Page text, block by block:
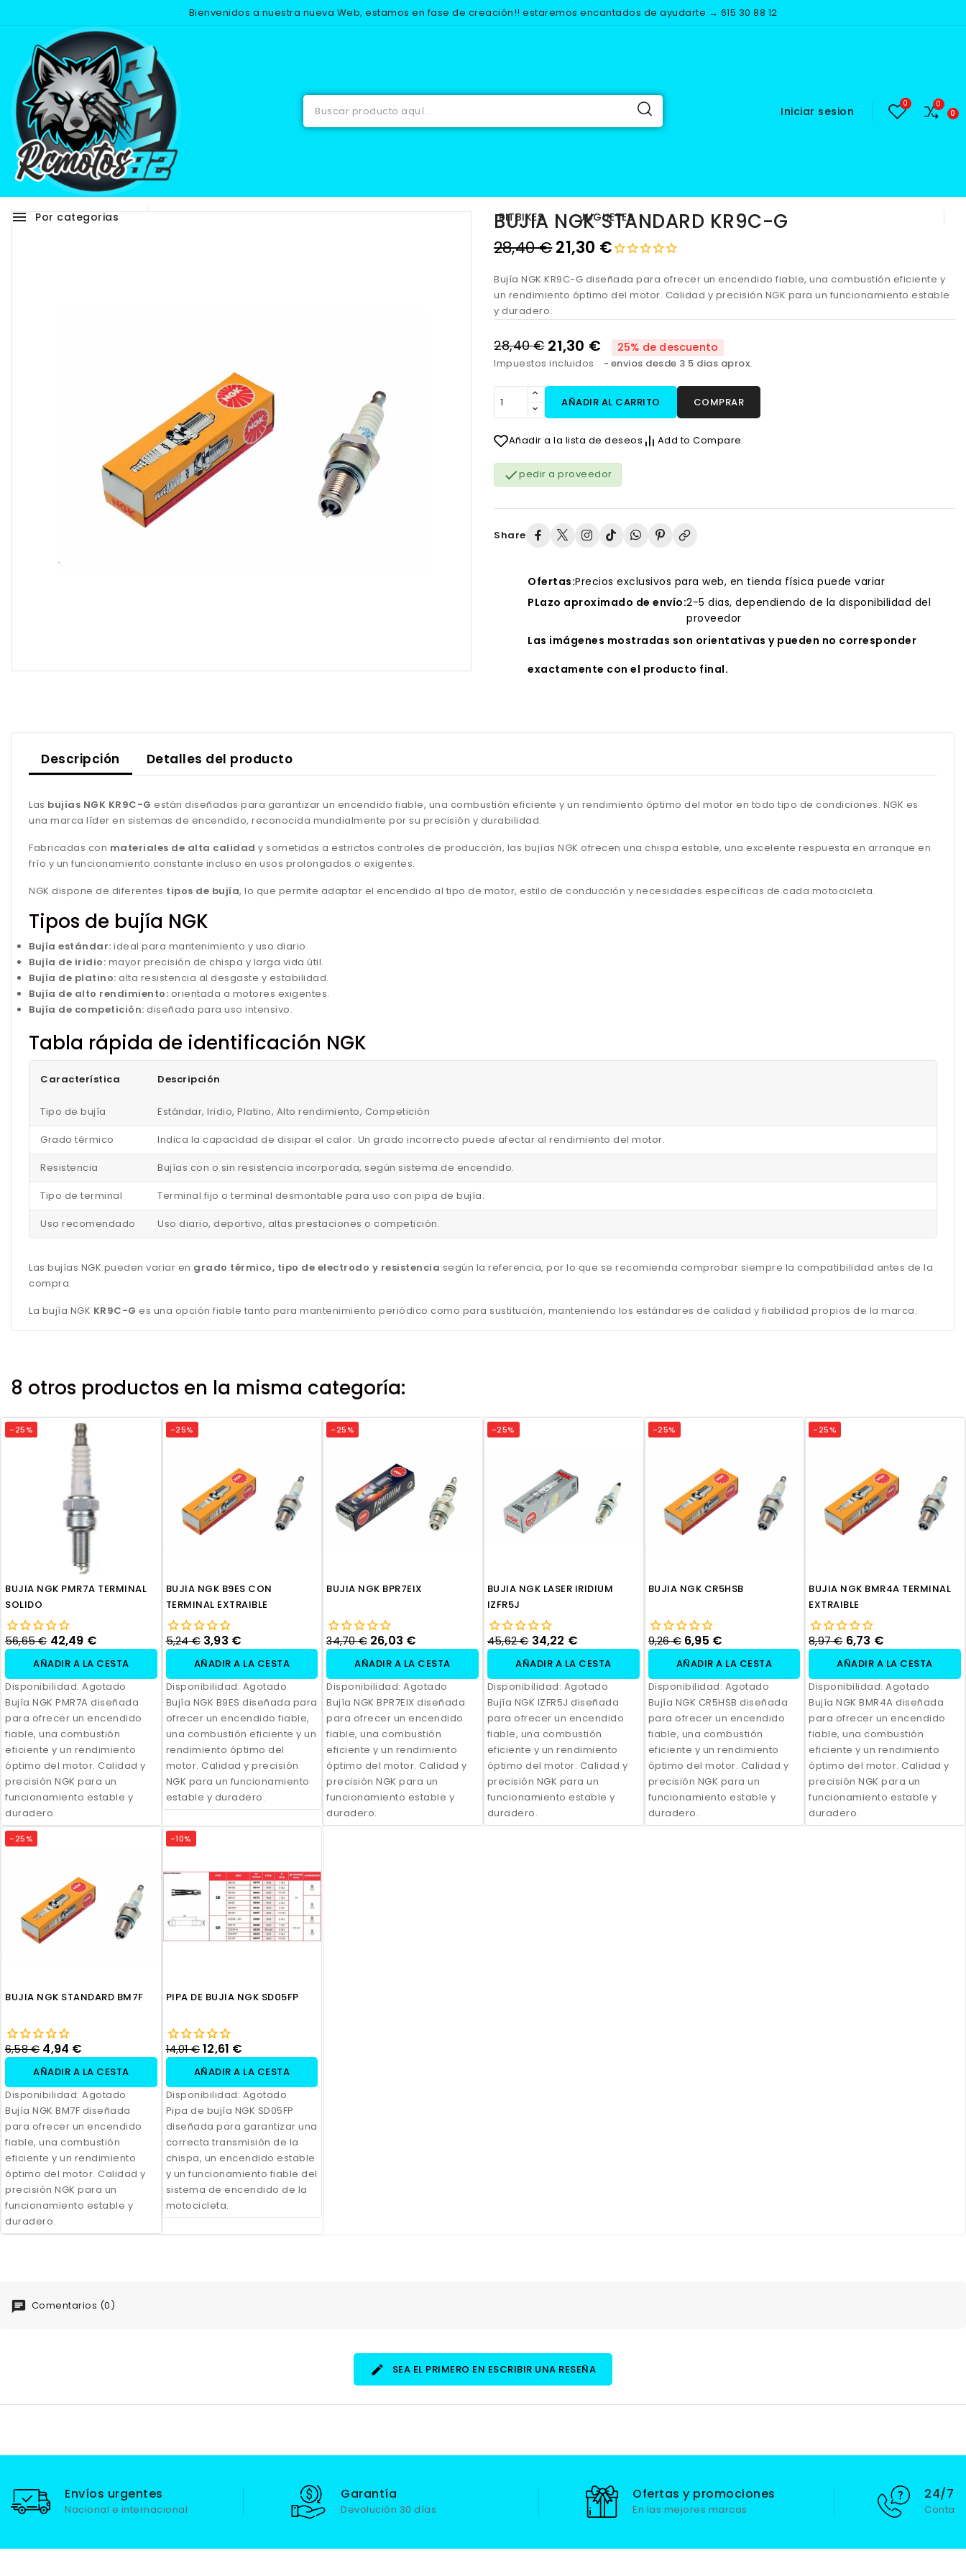
Bienvenidos a nuestra nueva Web, estamos en fase de creación!! estaremos encantados de ayudarte → 615 30 88 12
Iniciar sesion
menu Por categorias Adhesivos RECAMBIOS EQUIPACION PITBIKES JUGUETES
-25%
BUJIA NGK STANDARD KR9C-G
28,40 €21,30 €
Bujía NGK KR9C-G diseñada para ofrecer un encendido fiable, una combustión eficiente y
un rendimiento óptimo del motor. Calidad y precisión NGK para un funcionamiento estable
y duradero.
28,40 € 21,30 € 25% de descuento
Impuestos incluidos envios desde 3 5 dias aprox.
AÑADIR AL CARRITO COMPRAR
Añadir a la lista de deseos Add to Compare
pedir a proveedor
Share
Ofertas:Precios exclusivos para web, en tienda física puede variar
PLazo aproximado de envío:2-5 dias, dependiendo de la disponibilidad del
proveedor
Las imágenes mostradas son orientativas y pueden no corresponder
exactamente con el producto final.
Descripción Detalles del producto
Las bujías NGK KR9C-G están diseñadas para garantizar un encendido fiable, una combustión eficiente y un rendimiento óptimo del motor en todo tipo de condiciones. NGK es
una marca líder en sistemas de encendido, reconocida mundialmente por su precisión y durabilidad.
Fabricadas con materiales de alta calidad y sometidas a estrictos controles de producción, las bujías NGK ofrecen una chispa estable, una excelente respuesta en arranque en
frío y un funcionamiento constante incluso en usos prolongados o exigentes.
NGK dispone de diferentes tipos de bujía, lo que permite adaptar el encendido al tipo de motor, estilo de conducción y necesidades específicas de cada motocicleta.
Tipos de bujía NGK
Bujía estándar: ideal para mantenimiento y uso diario.
Bujía de iridio: mayor precisión de chispa y larga vida útil.
Bujía de platino: alta resistencia al desgaste y estabilidad.
Bujía de alto rendimiento: orientada a motores exigentes.
Bujía de competición: diseñada para uso intensivo.
Tabla rápida de identificación NGK
Característica Descripción
Tipo de bujía Estándar, Iridio, Platino, Alto rendimiento, Competición
Grado térmico Indica la capacidad de disipar el calor. Un grado incorrecto puede afectar al rendimiento del motor.
Resistencia Bujías con o sin resistencia incorporada, según sistema de encendido.
Tipo de terminal Terminal fijo o terminal desmontable para uso con pipa de bujía.
Uso recomendado Uso diario, deportivo, altas prestaciones o competición.
Las bujías NGK pueden variar en grado térmico, tipo de electrodo y resistencia según la referencia, por lo que se recomienda comprobar siempre la compatibilidad antes de la
compra.
La bujía NGK KR9C-G es una opción fiable tanto para mantenimiento periódico como para sustitución, manteniendo los estándares de calidad y fiabilidad propios de la marca.
8 otros productos en la misma categoría:
-25%
BUJIA NGK PMR7A TERMINAL
SOLIDO
56,65 € 42,49 €
AÑADIR A LA CESTA
Disponibilidad: Agotado
Bujía NGK PMR7A diseñada
para ofrecer un encendido
fiable, una combustión
eficiente y un rendimiento
óptimo del motor. Calidad y
precisión NGK para un
funcionamiento estable y
duradero.
-25%
BUJIA NGK B9ES CON
TERMINAL EXTRAIBLE
5,24 € 3,93 €
AÑADIR A LA CESTA
Disponibilidad: Agotado
Bujía NGK B9ES diseñada para
ofrecer un encendido fiable,
una combustión eficiente y un
rendimiento óptimo del
motor. Calidad y precisión
NGK para un funcionamiento
estable y duradero.
-25%
BUJIA NGK BPR7EIX
34,70 € 26,03 €
AÑADIR A LA CESTA
Disponibilidad:Agotado
Bujía NGK BPR7EIX diseñada
para ofrecer un encendido
fiable, una combustión
eficiente y un rendimiento
óptimo del motor. Calidad y
precisión NGK para un
funcionamiento estable y
duradero.
-25%
BUJIA NGK LASER IRIDIUM
IZFR5J
45,62 € 34,22 €
AÑADIR A LA CESTA
Disponibilidad: Agotado
Bujía NGK IZFR5J diseñada
para ofrecer un encendido
fiable, una combustión
eficiente y un rendimiento
óptimo del motor. Calidad y
precisión NGK para un
funcionamiento estable y
duradero.
-25%
BUJIA NGK CR5HSB
9,26 € 6,95 €
AÑADIR A LA CESTA
Disponibilidad: Agotado
Bujía NGK CR5HSB diseñada
para ofrecer un encendido
fiable, una combustión
eficiente y un rendimiento
óptimo del motor. Calidad y
precisión NGK para un
funcionamiento estable y
duradero.
-25%
BUJIA NGK BMR4A TERMINAL
EXTRAIBLE
8,97 € 6,73 €
AÑADIR A LA CESTA
Disponibilidad:Agotado
Bujía NGK BMR4A diseñada
para ofrecer un encendido
fiable, una combustión
eficiente y un rendimiento
óptimo del motor. Calidad y
precisión NGK para un
funcionamiento estable y
duradero.
-25%
BUJIA NGK STANDARD BM7F
6,58 € 4,94 €
AÑADIR A LA CESTA
Disponibilidad: Agotado
Bujía NGK BM7F diseñada
para ofrecer un encendido
fiable, una combustión
eficiente y un rendimiento
óptimo del motor. Calidad y
precisión NGK para un
funcionamiento estable y
duradero.
-10%
PIPA DE BUJIA NGK SD05FP
14,01 € 12,61 €
AÑADIR A LA CESTA
Disponibilidad: Agotado
Pipa de bujía NGK SD05FP
diseñada para garantizar una
correcta transmisión de la
chispa, un encendido estable
y un funcionamiento fiable del
sistema de encendido de la
motocicleta.
Comentarios (0)
SEA EL PRIMERO EN ESCRIBIR UNA RESEÑA
Envíos urgentes
Nacional e internacional
Garantía
Devolución 30 días
Ofertas y promociones
En las mejores marcas
24/7